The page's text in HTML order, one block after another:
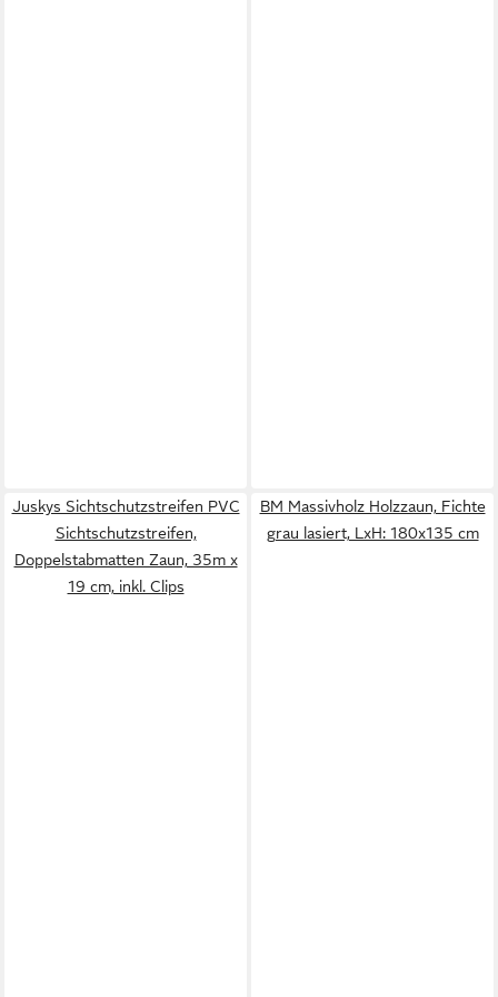
Juskys Sichtschutzstreifen PVC
Sichtschutzstreifen,
Doppelstabmatten Zaun, 35m x
19 cm, inkl. Clips
BM Massivholz Holzzaun, Fichte
grau lasiert, LxH: 180x135 cm